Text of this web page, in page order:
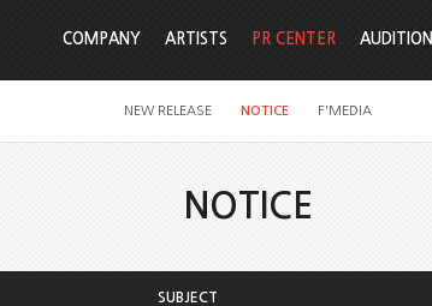
COMPANY ARTISTS PR CENTER
NEW RELEASE NOTICE F'MEDIA
AUDITION
NOTICE
SUBJECT